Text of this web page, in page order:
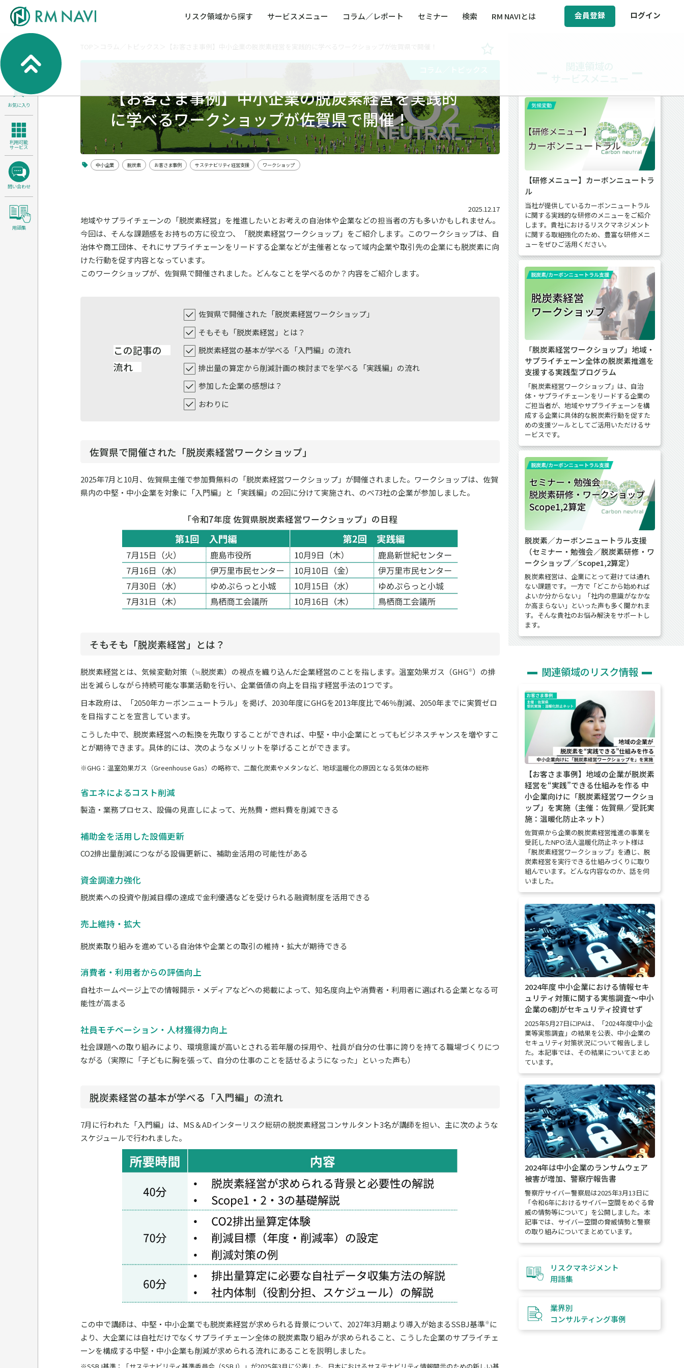
リスク領域から探す サービスメニュー コラム／レポート セミナー 検索 RM NAVIとは 会員登録 ログイン
BCP／BCM（事業継続マネジメント）
サステナビリティ経営支援
人権・人的資本課題解決支援
安全文化醸成／労働安全衛生
医療／介護／障害福祉／子ども・児童福祉等
全社的リスク管理（ERM）
危機管理
製品安全・食品安全
コンプライアンス・内部統制 海外
検索
お気に入り
利用可能
サービス
問い合わせ
用語集
【お客さま事例】中小企業の脱炭素経営を実践的
に学べるワークショップが佐賀県で開催！
中小企業 脱炭素 お客さま事例 サステナビリティ経営支援 ワークショップ
2025.12.17
地域やサプライチェーンの「脱炭素経営」を推進したいとお考えの自治体や企業などの担当者の方も多いかもしれません。
今回は、そんな課題感をお持ちの方に役立つ、「脱炭素経営ワークショップ」をご紹介します。このワークショップは、自
治体や商工団体、それにサプライチェーンをリードする企業などが主催者となって域内企業や取引先の企業にも脱炭素に向
けた行動を促す内容となっています。
このワークショップが、佐賀県で開催されました。どんなことを学べるのか？内容をご紹介します。
この記事の
流れ
佐賀県で開催された「脱炭素経営ワークショップ」
そもそも「脱炭素経営」とは？
脱炭素経営の基本が学べる「入門編」の流れ
排出量の算定から削減計画の検討までを学べる「実践編」の流れ
参加した企業の感想は？
おわりに
佐賀県で開催された「脱炭素経営ワークショップ」
2025年7月と10月、佐賀県主催で参加費無料の「脱炭素経営ワークショップ」が開催されました。ワークショップは、佐賀
県内の中堅・中小企業を対象に「入門編」と「実践編」の2回に分けて実施され、のべ73社の企業が参加しました。
「令和7年度 佐賀県脱炭素経営ワークショップ」の日程
そもそも「脱炭素経営」とは？
脱炭素経営とは、気候変動対策（≒脱炭素）の視点を織り込んだ企業経営のことを指します。温室効果ガス（GHG※）の排
出を減らしながら持続可能な事業活動を行い、企業価値の向上を目指す経営手法の1つです。
日本政府は、「2050年カーボンニュートラル」を掲げ、2030年度にGHGを2013年度比で46％削減、2050年までに実質ゼロ
を目指すことを宣言しています。
こうした中で、脱炭素経営への転換を先取りすることができれば、中堅・中小企業にとってもビジネスチャンスを増やすこ
とが期待できます。具体的には、次のようなメリットを挙げることができます。
※GHG：温室効果ガス（Greenhouse Gas）の略称で、二酸化炭素やメタンなど、地球温暖化の原因となる気体の総称
省エネによるコスト削減
製造・業務プロセス、設備の見直しによって、光熱費・燃料費を削減できる
補助金を活用した設備更新
CO2排出量削減につながる設備更新に、補助金活用の可能性がある
資金調達力強化
脱炭素への投資や削減目標の達成で金利優遇などを受けられる融資制度を活用できる
売上維持・拡大
脱炭素取り組みを進めている自治体や企業との取引の維持・拡大が期待できる
消費者・利用者からの評価向上
自社ホームページ上での情報開示・メディアなどへの掲載によって、知名度向上や消費者・利用者に選ばれる企業となる可
能性が高まる
社員モチベーション・人材獲得力向上
社会課題への取り組みにより、環境意識が高いとされる若年層の採用や、社員が自分の仕事に誇りを持てる職場づくりにつ
ながる（実際に「子どもに胸を張って、自分の仕事のことを話せるようになった」といった声も）
脱炭素経営の基本が学べる「入門編」の流れ
7月に行われた「入門編」は、MS＆ADインターリスク総研の脱炭素経営コンサルタント3名が講師を担い、主に次のような
スケジュールで行われました。
この中で講師は、中堅・中小企業でも脱炭素経営が求められる背景について、2027年3月期より導入が始まるSSBJ基準※ に
より、大企業には自社だけでなくサプライチェーン全体の脱炭素取り組みが求められること、こうした企業のサプライチェ
ーンを構成する中堅・中小企業も削減が求められる流れにあることを説明しました。
【研修メニュー】カーボンニュートラ
ル
当社が提供しているカーボンニュートラル
に関する実践的な研修のメニューをご紹介
します。貴社におけるリスクマネジメント
に関する取組強化のため、豊富な研修メニ
ューをぜひご活用ください。
「脱炭素経営ワークショップ」地域・
サプライチェーン全体の脱炭素推進を
支援する実践型プログラム
「脱炭素経営ワークショップ」は、自治
体・サプライチェーンをリードする企業の
ご担当者が、地域やサプライチェーンを構
成する企業に具体的な脱炭素行動を促すた
めの支援ツールとしてご活用いただけるサ
ービスです。
脱炭素／カーボンニュートラル支援
（セミナー・勉強会／脱炭素研修・ワ
ークショップ／Scope1,2算定）
脱炭素経営は、企業にとって避けては通れ
ない課題です。一方で「どこから始めれば
よいか分からない」「社内の意識がなかな
か高まらない」といった声も多く聞かれま
す。そんな貴社のお悩み解決をサポートし
ます。
関連領域のリスク情報
【お客さま事例】地域の企業が脱炭素
経営を“実践”できる仕組みを作る 中
小企業向けに「脱炭素経営ワークショ
ップ」を実施（主催：佐賀県／受託実
施：温暖化防止ネット）
佐賀県から企業の脱炭素経営推進の事業を
受託したNPO法人温暖化防止ネット様は
「脱炭素経営ワークショップ」を通じ、脱
炭素経営を実行できる仕組みづくりに取り
組んでいます。どんな内容なのか、話を伺
いました。
2024年度 中小企業における情報セキ
ュリティ対策に関する実態調査～中小
企業の6割がセキュリティ投資せず
2025年5月27日にIPAは、「2024年度中小企
業等実態調査」の結果を公表、中小企業の
セキュリティ対策状況について報告しまし
た。本記事では、その結果についてまとめ
ています。
2024年は中小企業のランサムウェア
被害が増加、警察庁報告書
警察庁サイバー警察局は2025年3月13日に
「令和6年におけるサイバー空間をめぐる脅
威の情勢等について」を公開しました。本
記事では、サイバー空間の脅威情勢と警察
の取り組みについてまとめています。
リスクマネジメント
用語集
業界別
コンサルティング事例